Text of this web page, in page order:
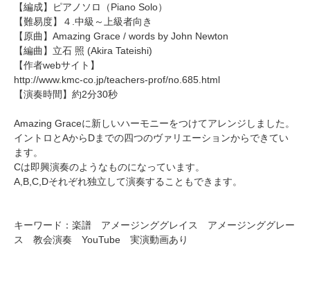
【編成】 ピアノソロ
（Piano Solo）
【難易度】４.中級～上級者向き
【原曲】 Amazing Grace / words by John Newton
【編曲】 立石 照 (Akira Tateishi)
【作者webサイト】
http://www.kmc-co.jp/teachers-prof/no.685.html
【演奏時間】約2分30秒
Amazing Graceに新しいハーモニーをつけてアレンジしました。
イントロとAからDまでの四つのヴァリエーションからできてい
ます。
Cは即興演奏のようなものになっています。
A,B,C,Dそれぞれ独立して演奏することもできます。
キーワード：楽譜 アメージンググレイス アメージンググレー
ス 教会演奏 YouTube 実演動画あり